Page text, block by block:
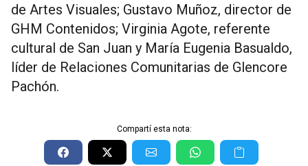
de Artes Visuales; Gustavo Muñoz, director de
GHM Contenidos; Virginia Agote, referente
cultural de San Juan y María Eugenia Basualdo,
líder de Relaciones Comunitarias de Glencore
Pachón.
Compartí esta nota: